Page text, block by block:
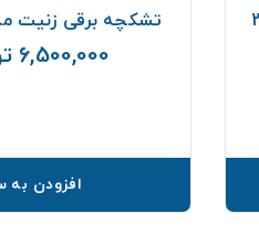
تشکچه برقی زنیت مد
6,500,000 تومان
افزودن به